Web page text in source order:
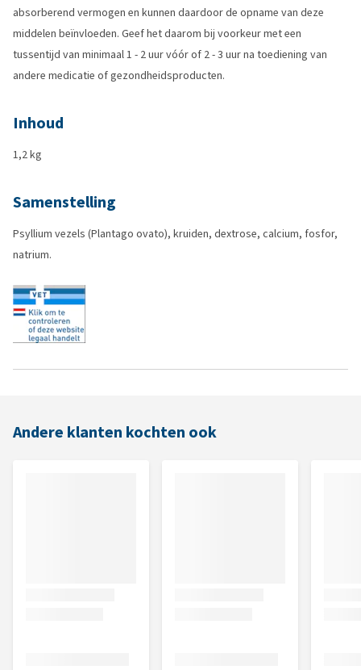
absorberend vermogen en kunnen daardoor de opname van deze
middelen beïnvloeden. Geef het daarom bij voorkeur met een
tussentijd van minimaal 1 - 2 uur vóór of 2 - 3 uur na toediening van
andere medicatie of gezondheidsproducten.
Inhoud
1,2 kg
Samenstelling
Psyllium vezels (Plantago ovato), kruiden, dextrose, calcium, fosfor,
natrium.
Andere klanten kochten ook